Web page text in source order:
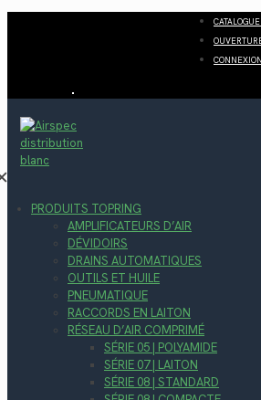
CONNEXION
PRODUITS TOPRING
AMPLIFICATEURS D’AIR
DÉVIDOIRS
DRAINS AUTOMATIQUES
OUTILS ET HUILE
PNEUMATIQUE
RACCORDS EN LAITON
RÉSEAU D’AIR COMPRIMÉ
SÉRIE 05 | POLYAMIDE
SÉRIE 07 | LAITON
SÉRIE 08 | STANDARD